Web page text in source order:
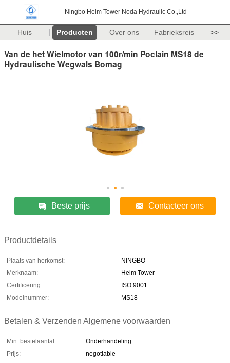
Ningbo Helm Tower Noda Hydraulic Co.,Ltd
Huis Producten Over ons Fabrieksreis >>
Van de het Wielmotor van 100r/min Poclain MS18 de
Hydraulische Wegwals Bomag
Beste prijs Contacteer ons
Productdetails
Plaats van herkomst:
NINGBO
Merknaam:
Helm Tower
Certificering:
ISO 9001
Modelnummer:
MS18
Betalen & Verzenden Algemene voorwaarden
Min. bestelaantal:
Onderhandeling
Prijs:
negotiable